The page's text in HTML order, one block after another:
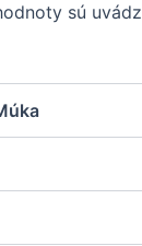
sú